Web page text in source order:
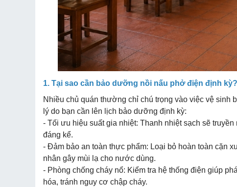
1. Tại sao cần bảo dưỡng nồi nấu phở điện định kỳ?
Nhiều chủ quán thường chỉ chú trọng vào việc vệ sinh
lý do bạn cần lên lịch bảo dưỡng định kỳ:
- Tối ưu hiệu suất gia nhiệt: Thanh nhiệt sạch sẽ
đáng kể.
- Đảm bảo an toàn thực phẩm: Loại bỏ hoàn toàn cặn
nhân gây mùi lạ cho nước dùng.
- Phòng chống cháy nổ: Kiểm tra hệ thống điện giúp
hóa, tránh nguy cơ chập cháy.